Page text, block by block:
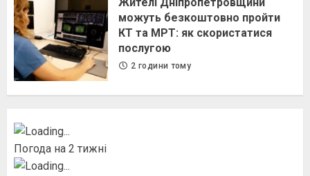
Жителі Дніпропетровщини
можуть безкоштовно пройти
КТ та МРТ: як скористатися
послугою
2 години тому
Погода на 2 тижні